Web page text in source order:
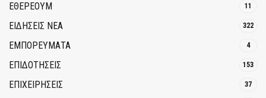
ΕΘΈΡΕΟΥΜ 11
ΕΙΔΗΣΕΙΣ ΝΕΑ 322
ΕΜΠΟΡΕΥΜΑΤΑ 4
ΕΠΙΔΟΤΗΣΕΙΣ 153
ΕΠΙΧΕΙΡΗΣΕΙΣ 37